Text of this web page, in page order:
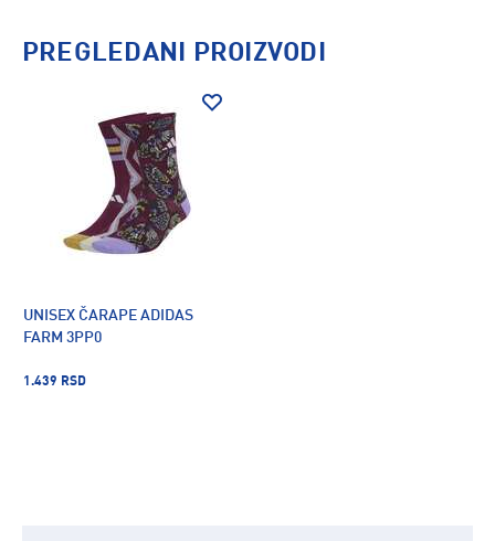
PREGLEDANI PROIZVODI
UNISEX ČARAPE ADIDAS
FARM 3PP0
1.439 RSD